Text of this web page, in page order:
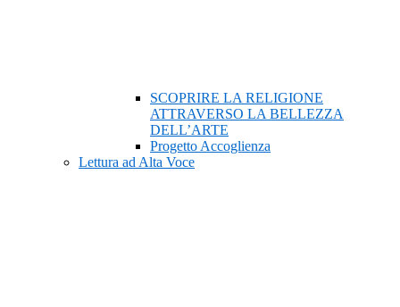
SCOPRIRE LA RELIGIONE
ATTRAVERSO LA BELLEZZA
DELL’ARTE
Progetto Accoglienza
Lettura ad Alta Voce